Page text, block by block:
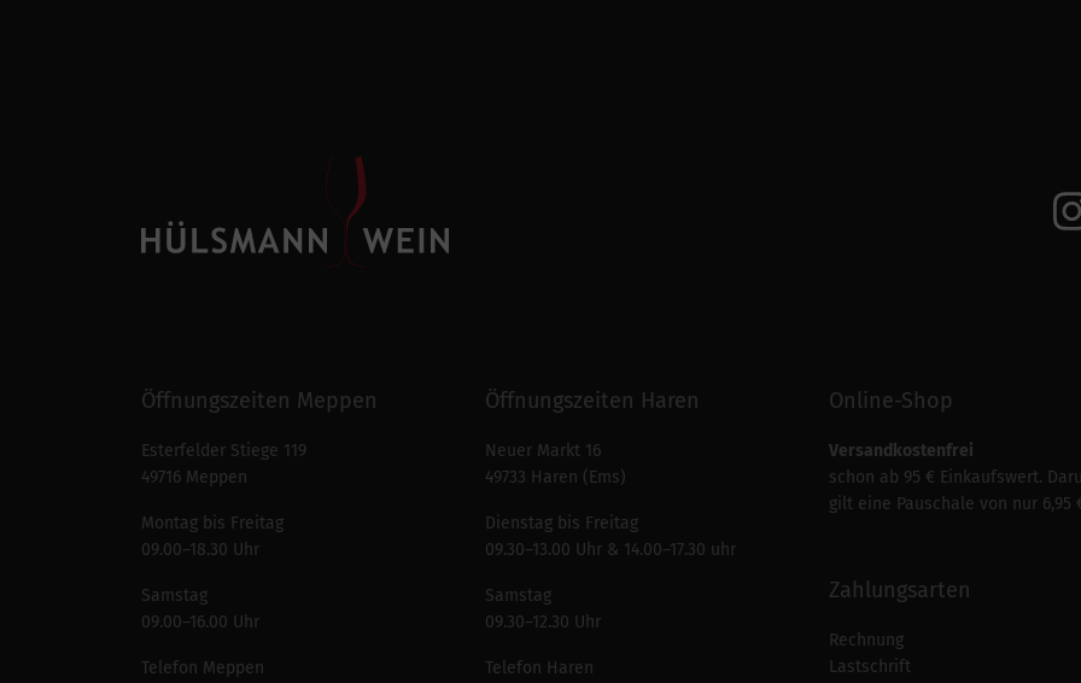
Öffnungszeiten Meppen
Esterfelder Stiege 119
49716 Meppen
Montag bis Freitag
09.00–18.30 Uhr
Samstag
09.00–16.00 Uhr
Telefon Meppen
Öffnungszeiten Haren
Neuer Markt 16
49733 Haren (Ems)
Dienstag bis Freitag
09.30–13.00 Uhr & 14.00–17.30 uhr
Samstag
09.30–12.30 Uhr
Telefon Haren
Online-Shop
Versandkostenfrei
schon ab 95 € Einkaufswert.
gilt eine Pauschale von nur 6,95
Zahlungsarten
Rechnung
Lastschrift